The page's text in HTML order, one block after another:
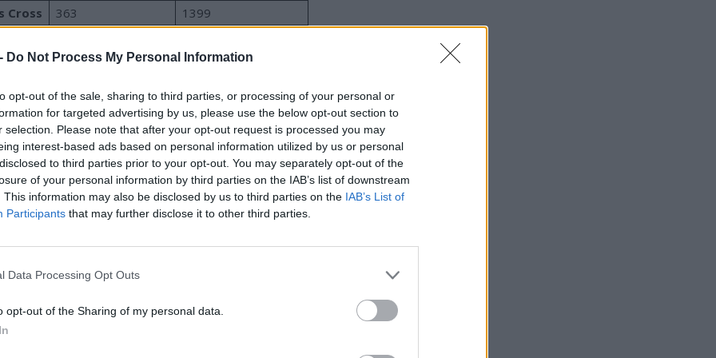
Do Not Process My Personal Information
opt-out of the sale, sharing to third parties, or processing of your personal or
for targeted advertising by us, please use the below opt-out section to
selection. Please note that after your opt-out request is processed you may
interest-based ads based on personal information utilized by us or personal
to third parties prior to your opt-out. You may separately opt-out of the
of your personal information by third parties on the IAB’s list of downstream
This information may also be disclosed by us to third parties on the IAB’s List of
Participants that may further disclose it to other third parties.
Data Processing Opt Outs
opt-out of the Sharing of my personal data.
Cross
363
1399
Cross
295
1038
e-tron
257
511
ID.3
256
1895
C-HR
251
480
C40
248
695
Kona
221
721
97 valamilyen formában elektromos. Ami még
nincs is csak tisztán benzines vagy dízel